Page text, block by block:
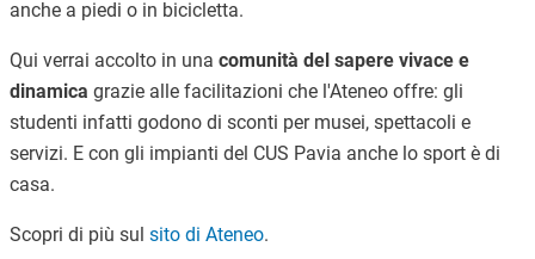
anche a piedi o in bicicletta.
Qui verrai accolto in una comunità del sapere vivace e
dinamica grazie alle facilitazioni che l'Ateneo offre: gli
studenti infatti godono di sconti per musei, spettacoli e
servizi. E con gli impianti del CUS Pavia anche lo sport è di
casa.
Scopri di più sul sito di Ateneo.